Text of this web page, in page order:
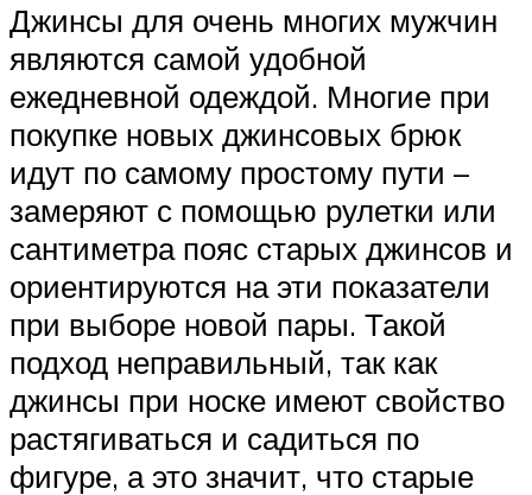
Джинсы для очень многих мужчин
являются самой удобной
ежедневной одеждой. Многие при
покупке новых джинсовых брюк
идут по самому простому пути –
замеряют с помощью рулетки или
сантиметра пояс старых джинсов и
ориентируются на эти показатели
при выборе новой пары. Такой
подход неправильный, так как
джинсы при носке имеют свойство
растягиваться и садиться по
фигуре, а это значит, что старые